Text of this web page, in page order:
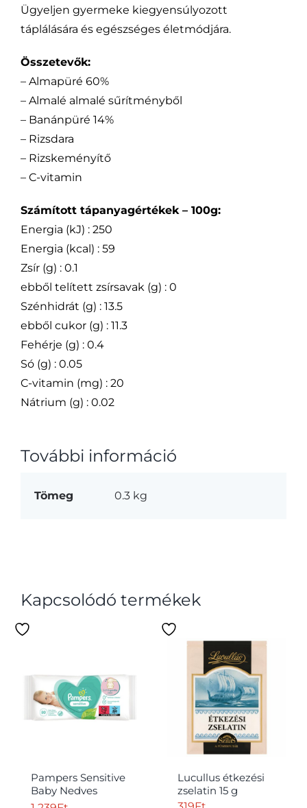
Ügyeljen gyermeke kiegyensúlyozott
táplálására és egészséges életmódjára.
Összetevők:
– Almapüré 60%
– Almalé almalé sűrítményből
– Banánpüré 14%
– Rizsdara
– Rizskeményítő
– C-vitamin
Számított tápanyagértékek – 100g:
Energia (kJ) : 250
Energia (kcal) : 59
Zsír (g) : 0.1
ebből telített zsírsavak (g) : 0
Szénhidrát (g) : 13.5
ebből cukor (g) : 11.3
Fehérje (g) : 0.4
Só (g) : 0.05
C-vitamin (mg) : 20
Nátrium (g) : 0.02
További információ
Tömeg 0.3 kg
Kapcsolódó termékek
Pampers Sensitive
Baby Nedves
Törlőkendő, 1
Lucullus étkezési
zselatin 15 g